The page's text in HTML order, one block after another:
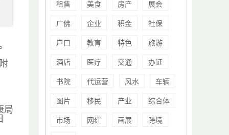
租售 美食 房产 展会
广佛 企业 积金 社保
户口 教育 特色 旅游
酒店 医疗 交通 办证
书院 代运营 风水 车辆
图片 移民 产业 综合体
市场 网红 画展 跨境
局